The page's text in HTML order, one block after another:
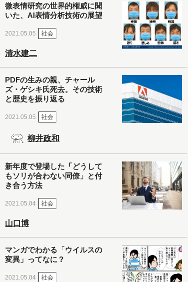
微表情研究の世界的権威に聞
いた、AI表情分析技術の展望
2021.05.05 社会
清水建二
PDFの生みの親、チャール
ズ・ゲシキ氏死去。その技術
と歴史を振り返る
2021.05.05 社会
柳井政和
新年度で登場した「どうして
もソリが合わない同僚」と付
き合う方法
2021.05.04 社会
山口博
マンガでわかる「ウイルスの
変異」ってなに？
2021.05.04 社会